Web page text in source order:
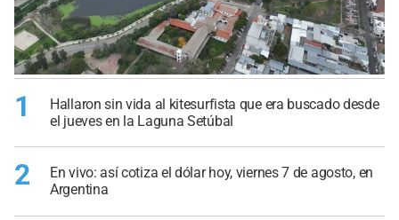
1
Hallaron sin vida al kitesurfista que era buscado desde
el jueves en la Laguna Setúbal
2
En vivo: así cotiza el dólar hoy, viernes 7 de agosto, en
Argentina